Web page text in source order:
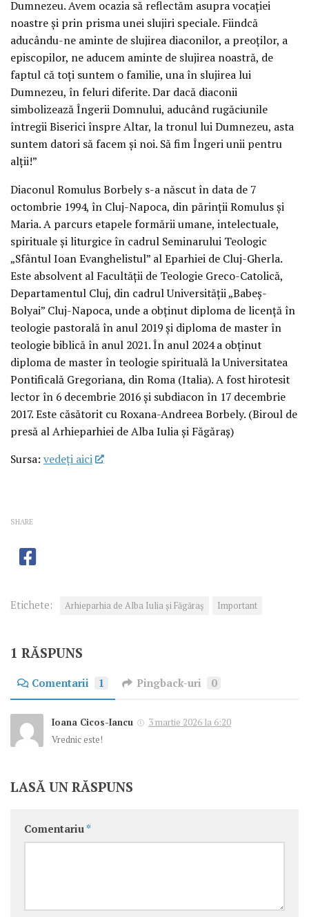
Dumnezeu. Avem ocazia să reflectăm asupra vocației
noastre și prin prisma unei slujiri speciale. Fiindcă
aducându-ne aminte de slujirea diaconilor, a preoților, a
episcopilor, ne aducem aminte de slujirea noastră, de
faptul că toți suntem o familie, una în slujirea lui
Dumnezeu, în feluri diferite. Dar dacă diaconii
simbolizează Îngerii Domnului, aducând rugăciunile
întregii Biserici înspre Altar, la tronul lui Dumnezeu, asta
suntem datori să facem și noi. Să fim Îngeri unii pentru
alții!”
Diaconul Romulus Borbely s-a născut în data de 7
octombrie 1994, în Cluj-Napoca, din părinții Romulus și
Maria. A parcurs etapele formării umane, intelectuale,
spirituale și liturgice în cadrul Seminarului Teologic
„Sfântul Ioan Evanghelistul” al Eparhiei de Cluj-Gherla.
Este absolvent al Facultății de Teologie Greco-Catolică,
Departamentul Cluj, din cadrul Universității „Babeș-
Bolyai” Cluj-Napoca, unde a obținut diploma de licență în
teologie pastorală în anul 2019 și diploma de master în
teologie biblică în anul 2021. În anul 2024 a obținut
diploma de master în teologie spirituală la Universitatea
Pontificală Gregoriana, din Roma (Italia). A fost hirotesit
lector în 6 decembrie 2016 și subdiacon în 17 decembrie
2017. Este căsătorit cu Roxana-Andreea Borbely. (Biroul de
presă al Arhieparhiei de Alba Iulia și Făgăraș)
Sursa: vedeţi aici
SHARE
Etichete: Arhieparhia de Alba Iulia și Făgăraș Important
1 RĂSPUNS
Comentarii 1 Pingback-uri 0
Ioana Cicos-Iancu
3 martie 2026 la 6:20
Vrednic este!
LASĂ UN RĂSPUNS
Comentariu *